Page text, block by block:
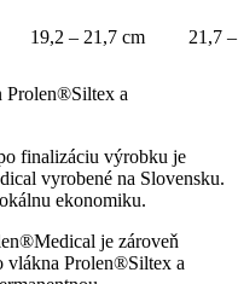
19,2 – 21,7 cm 21,7
Prolen®Siltex a
finalizáciu výrobku je
vyrobené na Slovensku.
ekonomiku.
je zároveň
vlákna Prolen®Siltex a